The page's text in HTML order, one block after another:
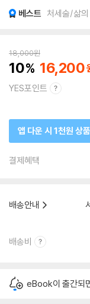
베스트 처세술/삶
18,000원
10 16,200
YES포인트
앱 다운 시 1천원 상
결제혜택
배송안내
배송비
eBook이 출간되